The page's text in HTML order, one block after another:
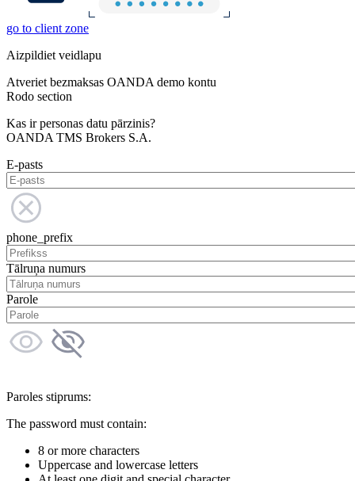
go to client zone
Aizpildiet veidlapu
Atveriet bezmaksas OANDA demo kontu
Rodo section
Kas ir personas datu pārzinis?
OANDA TMS Brokers S.A.
E-pasts
phone_prefix
Tālruņa numurs
Parole
Paroles stiprums:
The password must contain:
8 or more characters
Uppercase and lowercase letters